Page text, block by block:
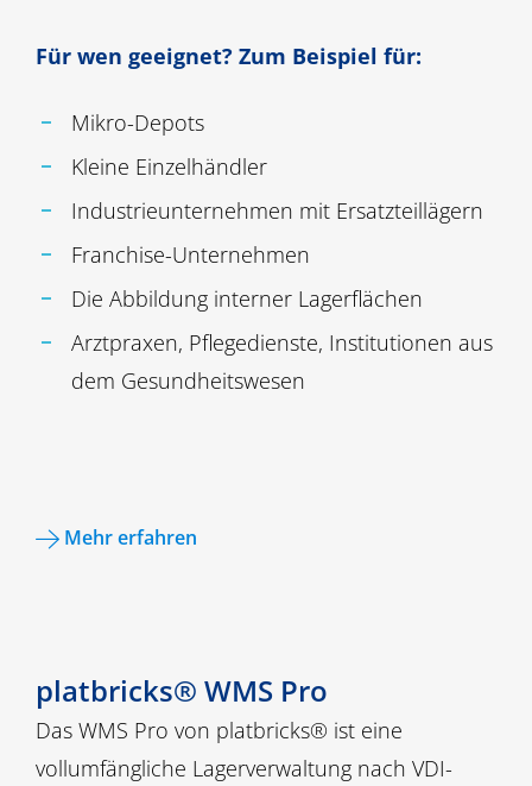
Für wen geeignet? Zum Beispiel für:
Mikro-Depots
Kleine Einzelhändler
Industrieunternehmen mit Ersatzteillägern
Franchise-Unternehmen
Die Abbildung interner Lagerflächen
Arztpraxen, Pflegedienste, Institutionen aus
dem Gesundheitswesen
Mehr erfahren
platbricks® WMS Pro
Das WMS Pro von platbricks® ist eine
vollumfängliche Lagerverwaltung nach VDI-